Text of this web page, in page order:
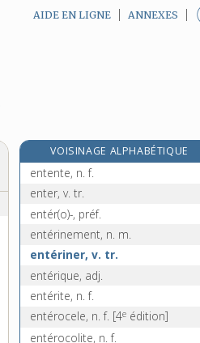
AIDE EN LIGNE ANNEXES
VOISINAGE ALPHABÉTIQUE
enténébrer, v. tr.
entente, n. f.
enter, v. tr.
entér(o)-, préf.
entérinement, n. m.
entériner, v. tr.
entérique, adj.
entérite, n. f.
entérocele, n. f. [4e édition]
entérocolite, n. f.